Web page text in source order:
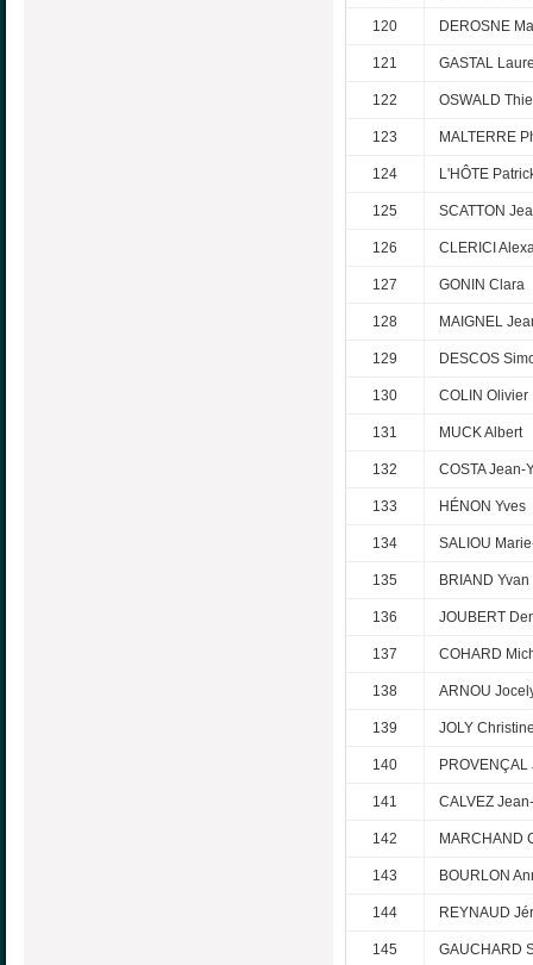
120 DEROSNE
121 GASTAL
122 OSWALD
123 MALTERRE
124 L'HÔTE
125 SCATTON
126 CLERICI
127 GONIN Clara
128 MAIGNEL
129 DESCOS
130 COLIN Olivier
131 MUCK Albert
132 COSTA Jean-
133 HÉNON Yves
134 SALIOU
135 BRIAND Yvan
136 JOUBERT
137 COHARD
138 ARNOU
139 JOLY
140 PROVENÇAL
141 CALVEZ
142 MARCHAND
143 BOURLON
144 REYNAUD
145 GAUCHARD